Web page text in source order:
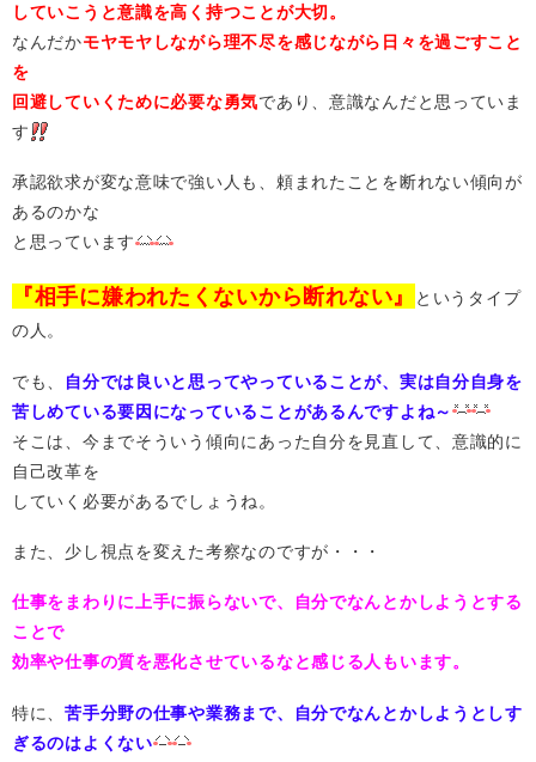
していこうと意識を高く持つことが大切。
なんだかモヤモヤしながら理不尽を感じながら日々を過ごすこと
を
回避していくために必要な勇気であり、意識なんだと思っていま
す
承認欲求が変な意味で強い人も、頼まれたことを断れない傾向が
あるのかな
と思っています
『相手に嫌われたくないから断れない』
というタイプ
の人。
でも、
自分では良いと思ってやっていることが、実は自分自身を
苦しめている要因になっていることがあるんですよね～
そこは、今までそういう傾向にあった自分を見直して、意識的に
自己改革を
していく必要があるでしょうね。
また、少し視点を変えた考察なのですが・・・
仕事をまわりに上手に振らないで、自分でなんとかしようとする
ことで
効率や仕事の質を悪化させているなと感じる人もいます。
特に、苦手分野の仕事や業務まで、自分でなんとかしようとしす
ぎるのはよくない